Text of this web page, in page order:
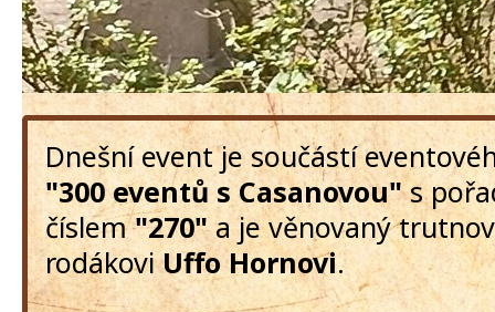
Dnešní event je součástí
"300 eventů s Casanovou"s
číslem"270"a je věnovaný
rodákoviUffo Hornovi.